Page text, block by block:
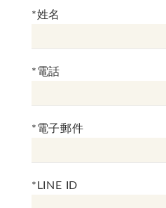
*姓名
*電話
*電子郵件
*LINE ID